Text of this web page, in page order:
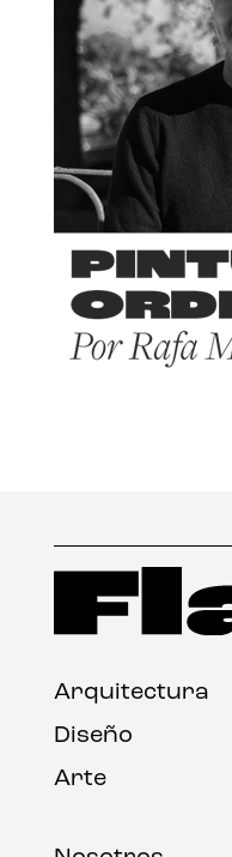
Arquitectura
Diseño
Arte